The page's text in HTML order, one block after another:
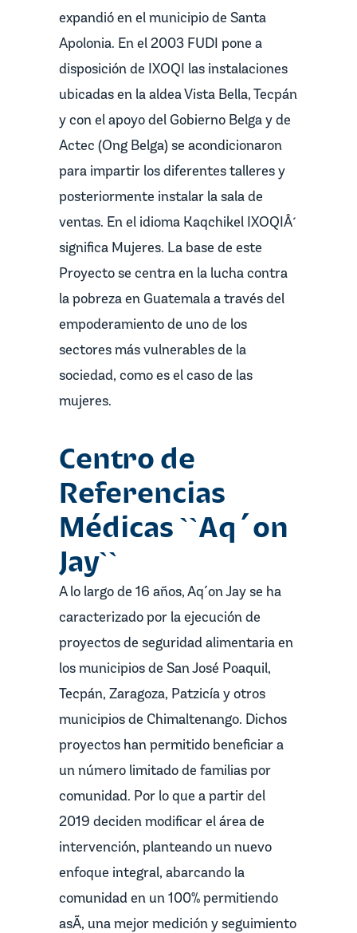
expandió en el municipio de Santa
Apolonia. En el 2003 FUDI pone a
disposición de IXOQI las instalaciones
ubicadas en la aldea Vista Bella, Tecpán
y con el apoyo del Gobierno Belga y de
Actec (Ong Belga) se acondicionaron
para impartir los diferentes talleres y
posteriormente instalar la sala de
ventas. En el idioma Kaqchikel IXOQIÂ´
significa Mujeres. La base de este
Proyecto se centra en la lucha contra
la pobreza en Guatemala a través del
empoderamiento de uno de los
sectores más vulnerables de la
sociedad, como es el caso de las
mujeres.
Centro de
Referencias
Médicas ``Aq´on
Jay``
A lo largo de 16 años, Aq´on Jay se ha
caracterizado por la ejecución de
proyectos de seguridad alimentaria en
los municipios de San José Poaquil,
Tecpán, Zaragoza, Patzicía y otros
municipios de Chimaltenango. Dichos
proyectos han permitido beneficiar a
un número limitado de familias por
comunidad. Por lo que a partir del
2019 deciden modificar el área de
intervención, planteando un nuevo
enfoque integral, abarcando la
comunidad en un 100% permitiendo
asÃ­, una mejor medición y seguimiento